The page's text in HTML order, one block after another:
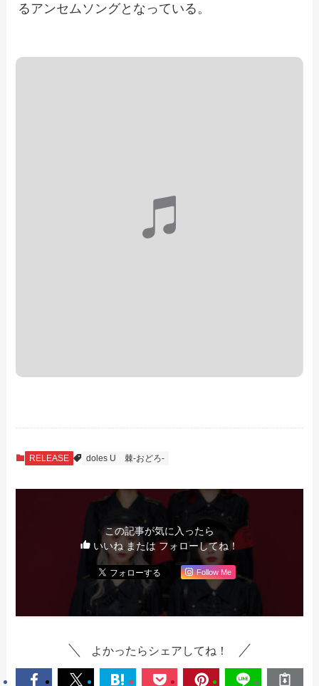
るアンセムソングとなっている。
RELEASE doles U 棘-おどろ-
この記事が気に入ったら
いいね または フォローしてね！
Follow Me
よかったらシェアしてね！